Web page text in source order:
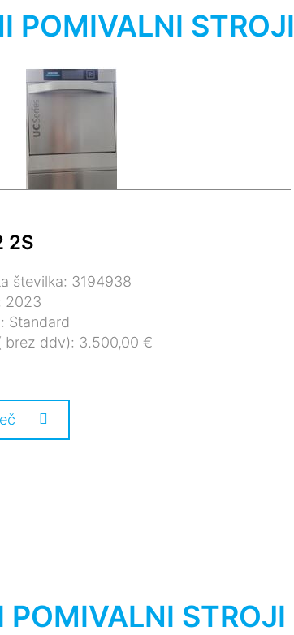
POMIVALNI STROJI
2S
številka: 3194938
2023
Standard
brez ddv): 3.500,00 €
POMIVALNI STROJI